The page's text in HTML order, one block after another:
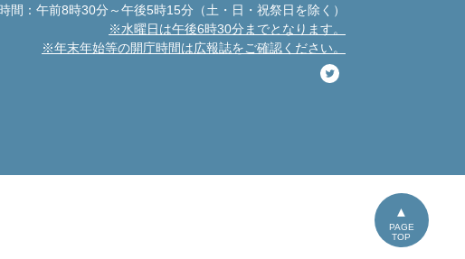
PAGE
TOP
間：午前8時30分～午後5時15分 （土・日・祝祭日を除く）
※水曜日は午後6時30分までとなります。
※年末年始等の開庁時間は広報誌をご確認ください。